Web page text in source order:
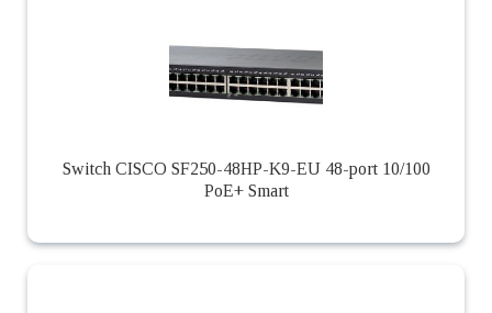
Switch CISCO SF250-48HP-K9-EU 48-port 10/100
PoE+ Smart